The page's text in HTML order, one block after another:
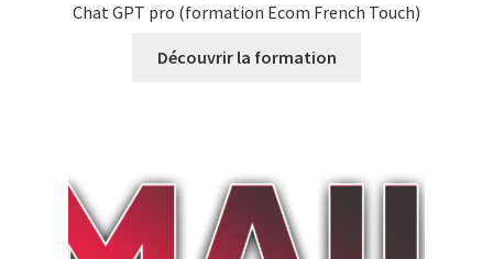
Chat GPT pro (formation Ecom French Touch)
Découvrir la formation